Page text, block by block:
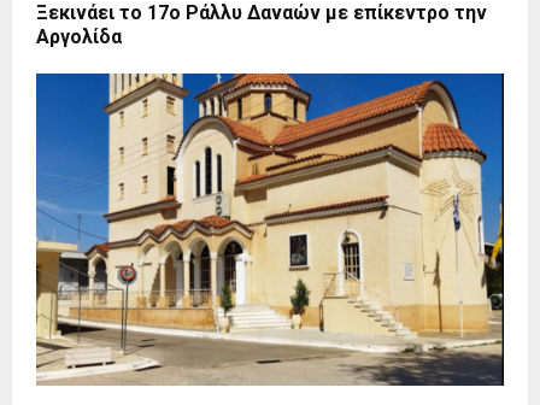
Ξεκινάει το 17ο Ράλλυ Δαναών με επίκεντρο την
Αργολίδα